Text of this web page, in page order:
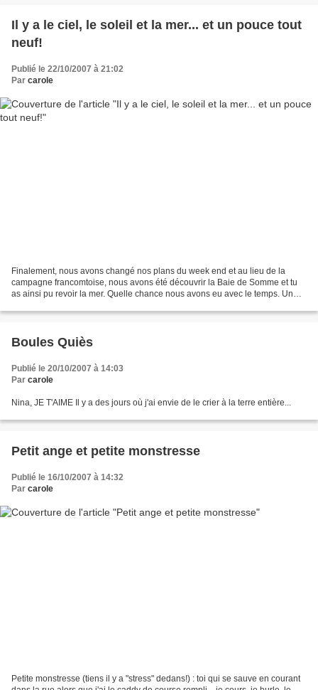
Il y a le ciel, le soleil et la mer... et un pouce tout
neuf!
Publié le 22/10/2007 à 21:02
Par carole
Finalement, nous avons changé nos plans du week end et au lieu de la
campagne francomtoise, nous avons été découvrir la Baie de Somme et tu
as ainsi pu revoir la mer. Quelle chance nous avons eu avec le temps. Un
Boules Quiès
Publié le 20/10/2007 à 14:03
Par carole
Nina, JE T'AIME Il y a des jours où j'ai envie de le crier à la terre entière...
Petit ange et petite monstresse
Publié le 16/10/2007 à 14:32
Par carole
Petite monstresse (tiens il y a "stress" dedans!) : toi qui se sauve en courant